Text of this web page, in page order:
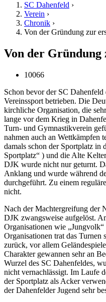
SC Dahenfeld ›
Verein ›
Chronik ›
Von der Gründung zur
Von der Gründung
10066
Schon bevor der SC
Vereinssport betrieben. Die
kirchliche Organisation, die
lange vor dem Krieg in
Turn- und Gymnastikverein
nahmen auch an Wettkämpfen
damals schon der Sportplatz in
Sportplatz“ ) und die Alte
DJK wurde nicht nur geturnt.
Anklang und wurde während
durchgeführt. Zu einem
nicht.
Nach der Machtergreifung der
DJK zwangsweise aufgelöst.
Organisationen wie
Organisationen trat das Turnen
zurück, vor allem
Charakter gewannen sehr an
Wurzel des SC Dahenfeldes,
nicht vernachlässigt. Im Laufe
der Sportplatz als Acker
der Dahenfelder Jugend sehr